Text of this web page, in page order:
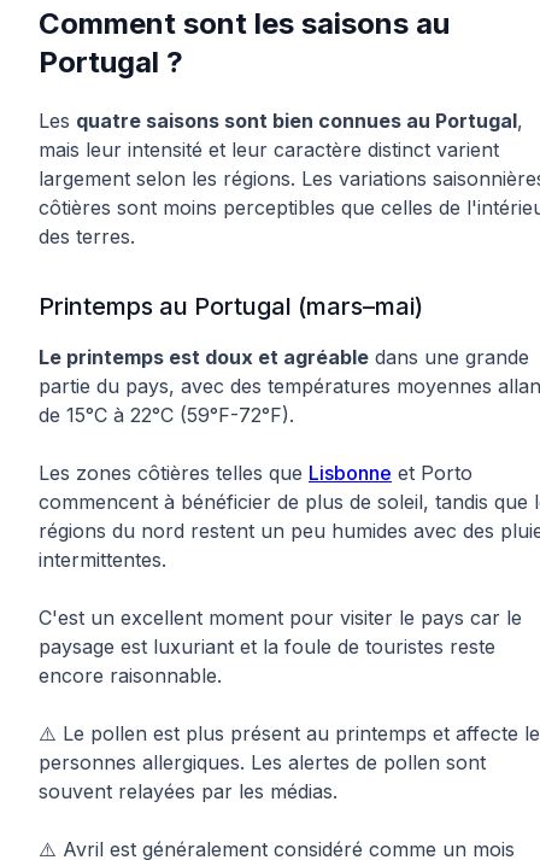
Comment sont les saisons au
Portugal ?
Les quatre saisons sont bien connues au Portugal,
mais leur intensité et leur caractère distinct varient
largement selon les régions. Les variations
côtières sont moins perceptibles que celles de
des terres.
Printemps au Portugal (mars–mai)
Le printemps est doux et agréable dans une grande
partie du pays, avec des températures moyennes
de 15°C à 22°C (59°F-72°F).
Les zones côtières telles que Lisbonne et Porto
commencent à bénéficier de plus de soleil, tandis que
régions du nord restent un peu humides avec des
intermittentes.
C'est un excellent moment pour visiter le pays car le
paysage est luxuriant et la foule de touristes reste
encore raisonnable.
⚠️ Le pollen est plus présent au printemps et affecte
personnes allergiques. Les alertes de pollen sont
souvent relayées par les médias.
⚠️ Avril est généralement considéré comme un mois